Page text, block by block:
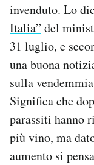
AREA
Area Personale
Newsletter
Notifiche
Regala il Post
Hai bisogno
Esci
invenduto. Lo
Italia” del
31 luglio, e
una buona
sulla
Significa che
parassiti hanno
più vino, ma
aumento si